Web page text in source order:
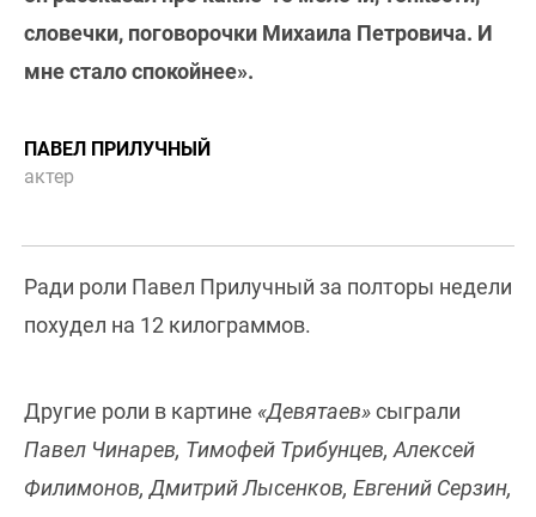
словечки, поговорочки Михаила Петровича. И
мне стало спокойнее».
ПАВЕЛ ПРИЛУЧНЫЙ
актер
Ради роли Павел Прилучный за полторы недели
похудел на 12 килограммов.
Другие роли в картине «Девятаев»сыграли
Павел Чинарев, Тимофей Трибунцев, Алексей
Филимонов, Дмитрий Лысенков, Евгений Серзин,